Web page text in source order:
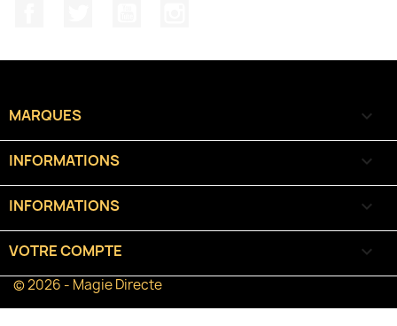
MARQUES 
INFORMATIONS 
INFORMATIONS keyboard_arrow_down
VOTRE COMPTE 
© 2026 - Magie Directe